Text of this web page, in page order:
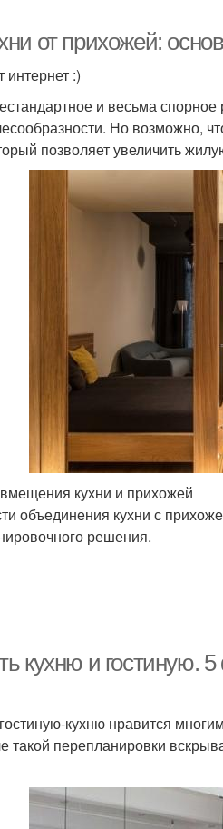
от прихожей:
:)
и весьма
Но возможно,
позволяет увеличить
кухни и прихожей
объединения кухни с
решения.
кухню и гостиную.
кухню нравится
такой перепланировки